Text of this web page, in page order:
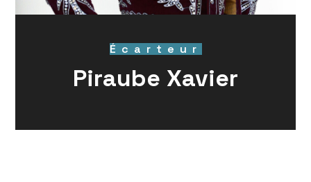
Écarteur
Piraube Xavier